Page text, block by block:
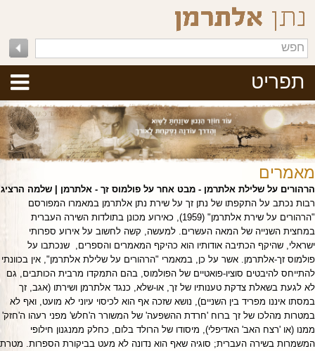
תפריט
מאמרים
הרהורים על שלילת אלתרמן - מבט אחר על פולמוס זך - אלתרמן | שלמה הרציג
רבות נכתב על התקפתו של נתן זך על שירת נתן אלתרמן במאמרו המפורסם
"הרהורים על שירת אלתרמן" (1959), כאירוע מכונן בתולדות השירה העברית
במחצית השנייה של המאה העשרים. למעשה, קשה לחשוב על אירוע ספרותי
ישראלי, שהיקף הכתיבה אודותיו הוא כהיקף המאמרים והספרים, שנכתבו על
פולמוס זך-אלתרמן. אשר על כן, במאמרי "הרהורים על שלילת אלתרמן", אין בכוונתי
להתייחס להיבטים סוציו-פואטיים של הפולמוס, בהם התמקדו מרבית הכותבים, גם
לא לגעת בשאלת צדקת טענותיו של זך, או-שלא, כנגד אלתרמן ושירתו (אגב, זך
במסתו איננו מפריד בין השניים), נושא שזכה אף הוא לכיסוי עיוני לא מועט, ואף לא
במטרות מהלכו של זך ברוח 'חרדת ההשפעה' של המשורר ה'חלש' מפני רעהו ה'חזק'
ממנו (או 'רצח האב' האדיפלי), מיסודו של הרולד בלום, כחלק ממנגנון חילופי
המשמרות בשירה העברית; סוגיה שאף הוא נדונה לא מעט בביקורת הספרות. מטרת